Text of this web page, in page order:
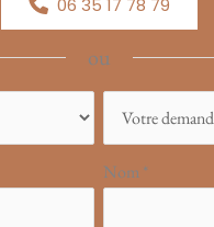
ou
Nom*